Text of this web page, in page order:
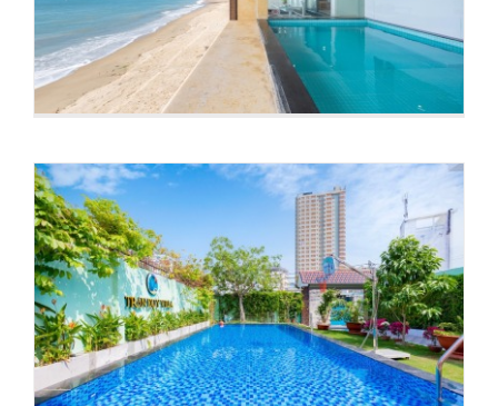
Sunset Beach villa